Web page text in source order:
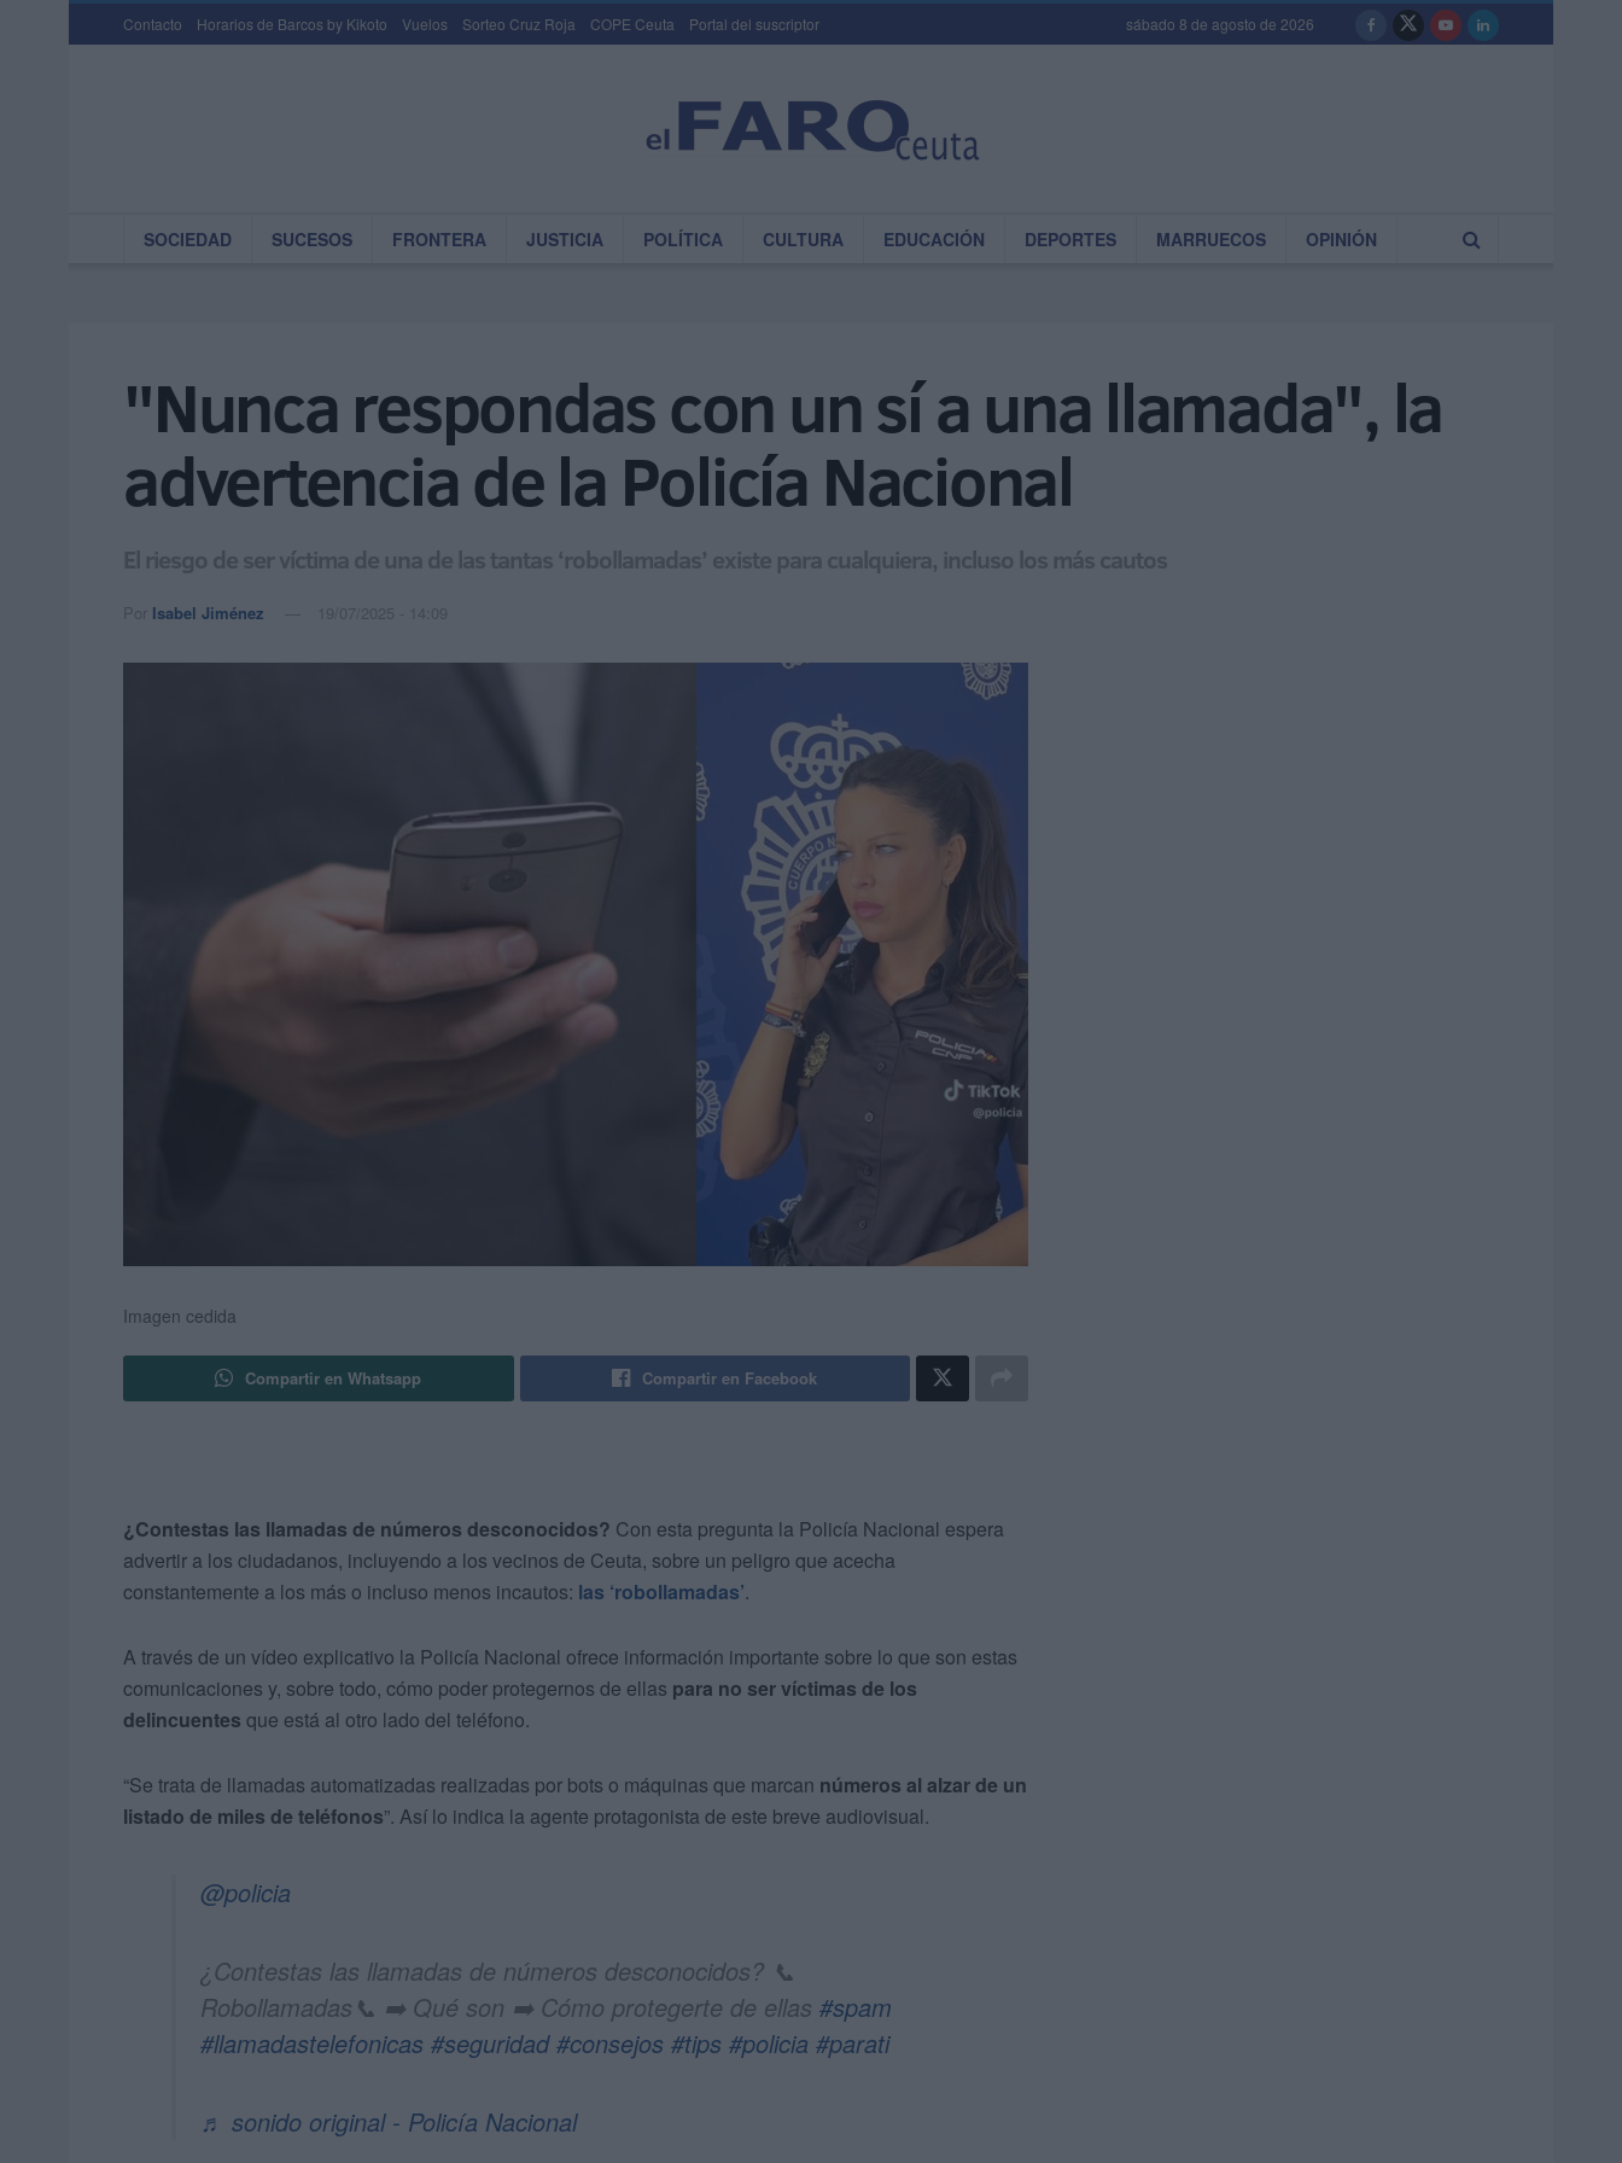
Contacto Horarios de Barcos by Kikoto Vuelos Sorteo Cruz Roja COPE Ceuta Portal del suscriptor sábado 8 de agosto de 2026
SOCIEDAD SUCESOS FRONTERA JUSTICIA POLÍTICA CULTURA EDUCACIÓN DEPORTES MARRUECOS OPINIÓN
"Nunca respondas con un sí a una llamada", la
advertencia de la Policía Nacional
El riesgo de ser víctima de una de las tantas ‘robollamadas’ existe para cualquiera, incluso los más cautos
Por Isabel Jiménez 19/07/2025 - 14:09
Imagen cedida
Compartir en Whatsapp Compartir en Facebook
¿Contestas las llamadas de números desconocidos? Con esta pregunta la Policía Nacional espera
advertir a los ciudadanos, incluyendo a los vecinos de Ceuta, sobre un peligro que acecha
constantemente a los más o incluso menos incautos: las ‘robollamadas’.
A través de un vídeo explicativo la Policía Nacional ofrece información importante sobre lo que son estas
comunicaciones y, sobre todo, cómo poder protegernos de ellas para no ser víctimas de los
delincuentes que está al otro lado del teléfono.
“Se trata de llamadas automatizadas realizadas por bots o máquinas que marcan números al alzar de un
listado de miles de teléfonos”. Así lo indica la agente protagonista de este breve audiovisual.
@policia
¿Contestas las llamadas de números desconocidos? 📞
Robollamadas📞 ➡️ Qué son ➡️ Cómo protegerte de ellas #spam
#llamadastelefonicas #seguridad #consejos #tips #policia #parati
♬ sonido original - Policía Nacional